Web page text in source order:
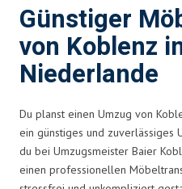
Günstiger
von Koblenz
Niederlande
Du planst einen Umzug von
ein günstiges und zuverlässiges
du bei Umzugsmeister Baier
einen professionellen